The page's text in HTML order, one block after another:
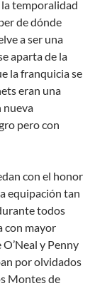
temporalidad
de dónde
a ser una
aparta de la
la franquicia se
eran una
nueva
pero con
con el honor
equipación tan
todos
con mayor
y Penny
por olvidados
Montes de